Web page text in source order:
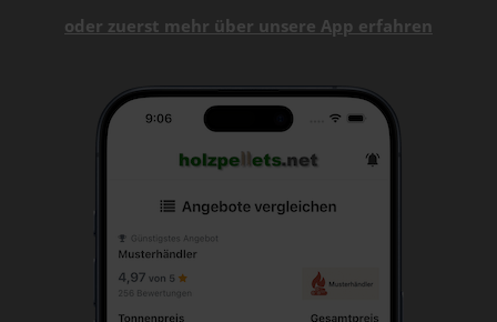
oder zuerst mehr über unsere App erfahren